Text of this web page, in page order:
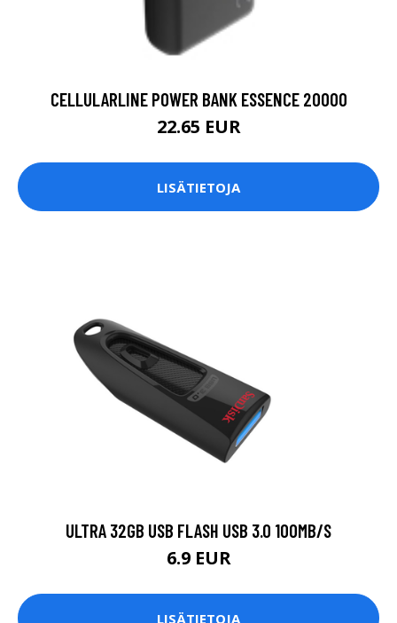
CELLULARLINE POWER BANK ESSENCE 20000
22.65 EUR
LISÄTIETOJA
ULTRA 32GB USB FLASH USB 3.0 100MB/S
6.9 EUR
LISÄTIETOJA